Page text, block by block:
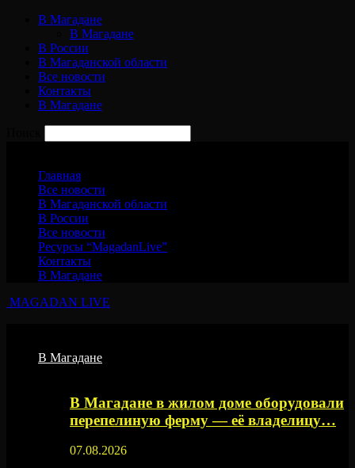
В Магадане
В Магадане
В России
В Магаданской области
Все новости
Контакты
В Магадане
Главная
Все новости
В Магаданской области
В России
Все новости
Ресурсы “MagadanLive”
Контакты
В Магадане
MAGADAN LIVE
В Магадане
В Магадане в жилом доме оборудовали
перепелиную ферму — её владелицу…
07.08.2026